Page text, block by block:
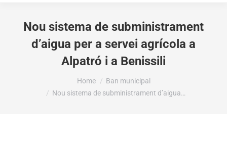
Nou sistema de subministrament
d’aigua per a servei agrícola a
Alpatró i a Benissili
Home
Ban municipal
Nou sistema de subministrament d’aigua…